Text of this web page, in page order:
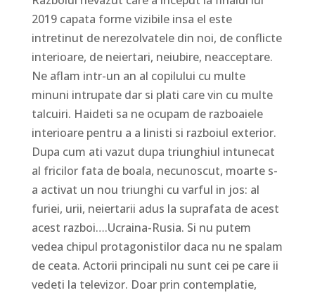
2019 capata forme vizibile insa el este
intretinut de nerezolvatele din noi, de conflicte
interioare, de neiertari, neiubire, neacceptare.
Ne aflam intr-un an al copilului cu multe
minuni intrupate dar si plati care vin cu multe
talcuiri. Haideti sa ne ocupam de razboaiele
interioare pentru a a linisti si razboiul exterior.
Dupa cum ati vazut dupa triunghiul intunecat
al fricilor fata de boala, necunoscut, moarte s-
a activat un nou triunghi cu varful in jos: al
furiei, urii, neiertarii adus la suprafata de acest
acest razboi….Ucraina-Rusia. Si nu putem
vedea chipul protagonistilor daca nu ne spalam
de ceata. Actorii principali nu sunt cei pe care ii
vedeti la televizor. Doar prin contemplatie,